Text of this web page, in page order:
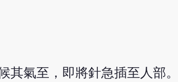
氣至，即將針急插至人部。